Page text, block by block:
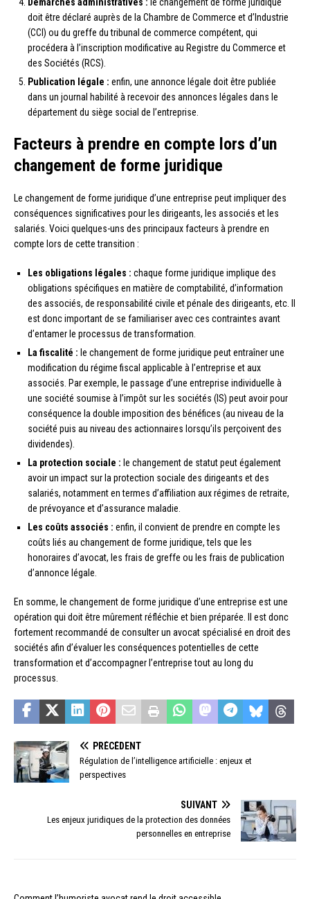
Démarches administratives : le changement de forme juridique
doit être déclaré auprès de la Chambre de Commerce et d’Industrie
(CCI) ou du greffe du tribunal de commerce compétent, qui
procédera à l’inscription modificative au Registre du Commerce et
des Sociétés (RCS).
Publication légale : enfin, une annonce légale doit être publiée
dans un journal habilité à recevoir des annonces légales dans le
département du siège social de l’entreprise.
Facteurs à prendre en compte lors d’un
changement de forme juridique
Le changement de forme juridique d’une entreprise peut impliquer des
conséquences significatives pour les dirigeants, les associés et les
salariés. Voici quelques-uns des principaux facteurs à prendre en
compte lors de cette transition :
Les obligations légales : chaque forme juridique implique des
obligations spécifiques en matière de comptabilité, d’information
des associés, de responsabilité civile et pénale des dirigeants, etc. Il
est donc important de se familiariser avec ces contraintes avant
d’entamer le processus de transformation.
La fiscalité : le changement de forme juridique peut entraîner une
modification du régime fiscal applicable à l’entreprise et aux
associés. Par exemple, le passage d’une entreprise individuelle à
une société soumise à l’impôt sur les sociétés (IS) peut avoir pour
conséquence la double imposition des bénéfices (au niveau de la
société puis au niveau des actionnaires lorsqu’ils perçoivent des
dividendes).
La protection sociale : le changement de statut peut également
avoir un impact sur la protection sociale des dirigeants et des
salariés, notamment en termes d’affiliation aux régimes de retraite,
de prévoyance et d’assurance maladie.
Les coûts associés : enfin, il convient de prendre en compte les
coûts liés au changement de forme juridique, tels que les
honoraires d’avocat, les frais de greffe ou les frais de publication
d’annonce légale.
En somme, le changement de forme juridique d’une entreprise est une
opération qui doit être mûrement réfléchie et bien préparée. Il est donc
fortement recommandé de consulter un avocat spécialisé en droit des
sociétés afin d’évaluer les conséquences potentielles de cette
transformation et d’accompagner l’entreprise tout au long du
processus.
PRÉCÉDENT
Régulation de l’intelligence artificielle : enjeux et
perspectives
SUIVANT
Les enjeux juridiques de la protection des données
personnelles en entreprise